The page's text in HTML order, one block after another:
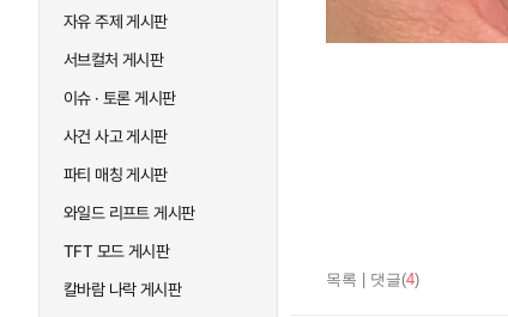
자유 주제 게시판
서브컬처 게시판
이슈 · 토론 게시판
사건 사고 게시판
파티 매칭 게시판
와일드 리프트 게시판
TFT 모드 게시판
칼바람 나락 게시판
목록 댓글(4)